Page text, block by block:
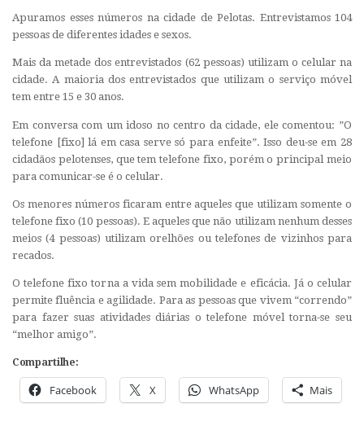
Apuramos esses números na cidade de Pelotas. Entrevistamos 104
pessoas de diferentes idades e sexos.
Mais da metade dos entrevistados (62 pessoas) utilizam o celular na
cidade. A maioria dos entrevistados que utilizam o serviço móvel
tem entre 15 e 30 anos.
Em conversa com um idoso no centro da cidade, ele comentou: ”O
telefone [fixo] lá em casa serve só para enfeite”. Isso deu-se em 28
cidadãos pelotenses, que tem telefone fixo, porém o principal meio
para comunicar-se é o celular.
Os menores números ficaram entre aqueles que utilizam somente o
telefone fixo (10 pessoas). E aqueles que não utilizam nenhum desses
meios (4 pessoas) utilizam orelhões ou telefones de vizinhos para
recados.
O telefone fixo torna a vida sem mobilidade e eficácia. Já o celular
permite fluência e agilidade. Para as pessoas que vivem “correndo”
para fazer suas atividades diárias o telefone móvel torna-se seu
“melhor amigo”.
Compartilhe:
Facebook X WhatsApp Mais